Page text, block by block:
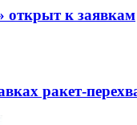
открыт к заявкам
ракет-